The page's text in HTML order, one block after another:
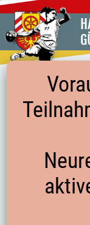
« Alle
Diese
Ibbenbüren
27. Juli 2024